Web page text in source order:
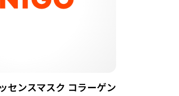
センスマスク コラーゲン